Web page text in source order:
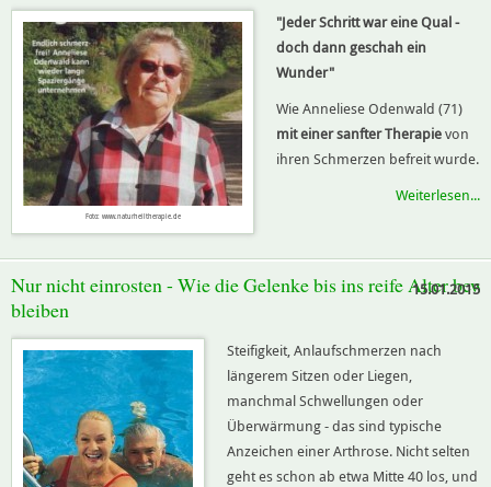
Foto: www.naturheiltherapie.de
"Jeder Schritt war eine Qual -
doch dann geschah ein
Wunder"
Wie Anneliese Odenwald (71)
mit einer sanfter Therapievon
ihren Schmerzen befreit wurde.
Weiterlesen...
Nur nicht einrosten - Wie die Gelenke bis ins reife Alter
bleiben
15.01.2015
Steifigkeit, Anlaufschmerzen nach
längerem Sitzen oder Liegen,
manchmal Schwellungen oder
Überwärmung - das sind typische
Anzeichen einer Arthrose. Nicht selten
geht es schon ab etwa Mitte 40 los, und